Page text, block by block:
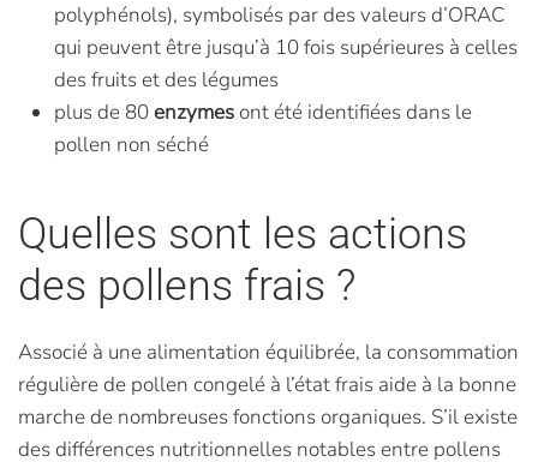
polyphénols), symbolisés par des valeurs d’ORAC
qui peuvent être jusqu’à 10 fois supérieures à celles
des fruits et des légumes
plus de 80enzymesont été identifiées dans le
pollen non séché
Quelles sont les actions
des pollens frais ?
Associé à une alimentation équilibrée, la consommation
régulière de pollen congelé à l’état frais aide à la bonne
marche de nombreuses fonctions organiques. S’il existe
des différences nutritionnelles notables entre pollens